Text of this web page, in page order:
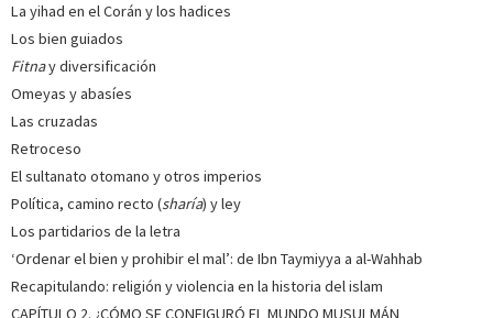
La yihad en el Corán y los hadices
Los bien guiados
Fitnay diversificación
Omeyas y abasíes
Las cruzadas
Retroceso
El sultanato otomano y otros imperios
Política, camino recto (sharía) y ley
Los partidarios de la letra
‘Ordenar el bien y prohibir el mal’: de Ibn Taymiyya a al-Wahhab
Recapitulando: religión y violencia en la historia del islam